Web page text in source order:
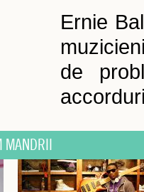
Ernie
de
MANDRII